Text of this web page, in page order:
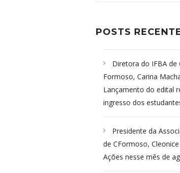
POSTS
Diretora do IFBA de
Formoso, Carina
Lançamento do edital
ingresso dos
Presidente da
de CFormoso,
Ações nesse mês de